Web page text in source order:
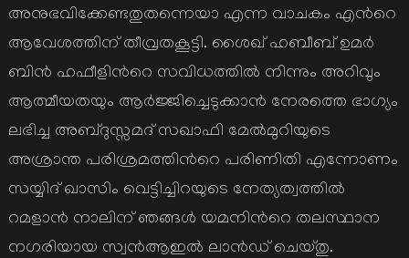
അനുഭവിക്കേണ്ടതുതന്നെയാ എന്ന വാചകം എന്‍റെ
ആവേശത്തിന് തീവ്രതകൂട്ടി. ശൈഖ് ഹബീബ് ഉമര്‍
ബിന്‍ ഹഫീളിന്‍റെ സവിധത്തില്‍ നിന്നും അറിവും
ആത്മീയതയും ആര്‍ജ്ജിച്ചെടുക്കാന്‍ നേരത്തെ ഭാഗ്യം
ലഭിച്ച അബ്ദുസ്സമദ് സഖാഫി മേല്‍മുറിയുടെ
അശ്രാന്ത പരിശ്രമത്തിന്‍റെ പരിണിതി എന്നോണം
സയ്യിദ് ഖാസിം വെട്ടിച്ചിറയുടെ നേത്യത്വത്തില്‍
റമളാന്‍ നാലിന് ഞങ്ങള്‍ യമനിന്‍റെ തലസ്ഥാന
നഗരിയായ സ്വന്‍ആഇല്‍ ലാന്‍ഡ് ചെയ്തു.